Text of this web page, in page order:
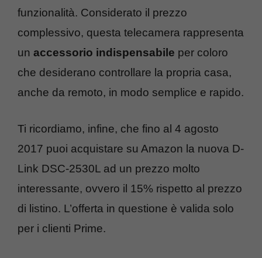
funzionalità. Considerato il prezzo
complessivo, questa telecamera rappresenta
un accessorio indispensabile per coloro
che desiderano controllare la propria casa,
anche da remoto, in modo semplice e rapido.
Ti ricordiamo, infine, che fino al 4 agosto
2017 puoi acquistare su Amazon la nuova D-
Link DSC-2530L ad un prezzo molto
interessante, ovvero il 15% rispetto al prezzo
di listino. L’offerta in questione è valida solo
per i clienti Prime.